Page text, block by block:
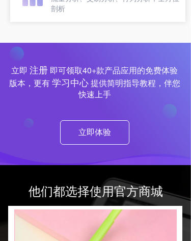
剖析
立即 注册 即可领取40+款产品应用的免费体验
版本，更有学习中心提供简明指导教程，伴您
快速上手
立即体验
他们都选择使用官方商城